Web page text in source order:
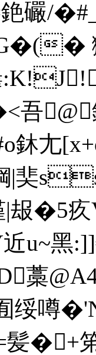
礹/
�
@
尢
|奜
|叝�5
u~黑:]
绥噂
髪